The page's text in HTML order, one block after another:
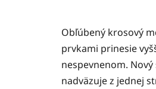
Obľúbený krosový
prvkami prinesie
nespevnenom.
nadväzuje z jednej